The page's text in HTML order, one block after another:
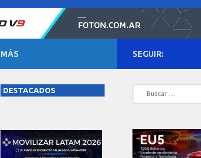
SEGUIR:
Buscar:
MÁS
DESTACADOS